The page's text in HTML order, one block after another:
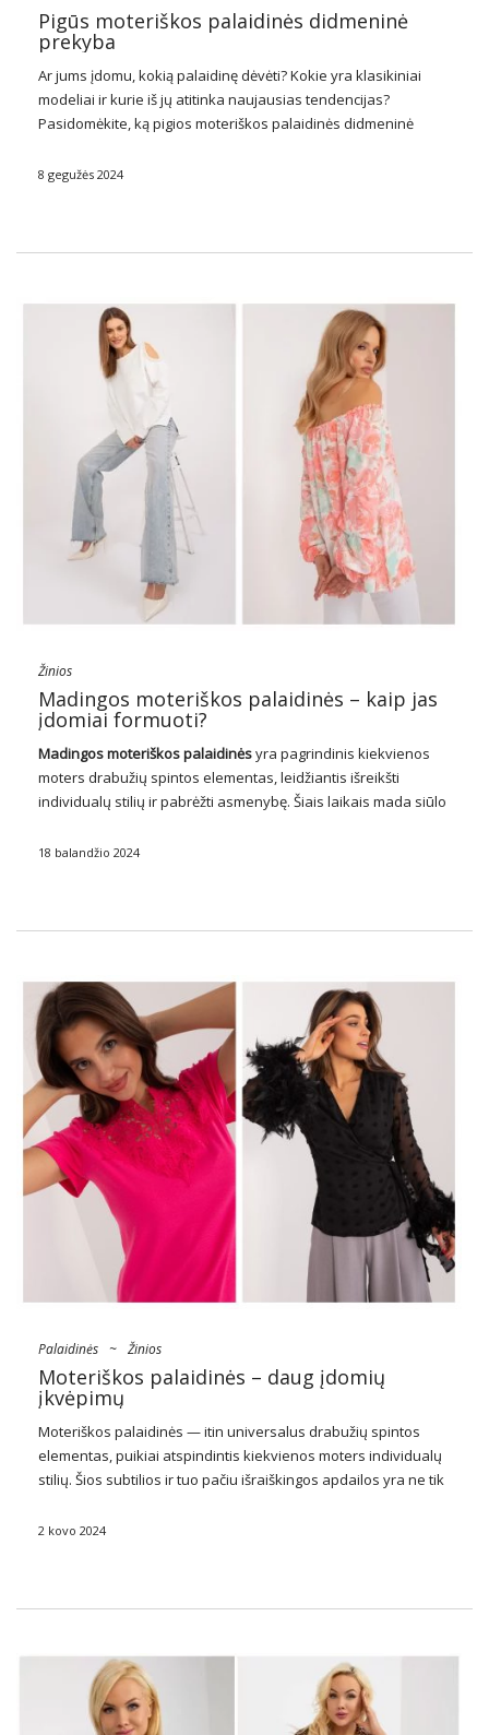
Pigūs moteriškos palaidinės didmeninė
prekyba
Ar jums įdomu, kokią palaidinę dėvėti? Kokie yra klasikiniai
modeliai ir kurie iš jų atitinka naujausias tendencijas?
Pasidomėkite, ką pigios moteriškos palaidinės didmeninė
Klasikinės moteriškos palaidinės
galima rasti pagrindinėje …
8 gegužės 2024
Žinios
Madingos moteriškos palaidinės – kaip jas
įdomiai formuoti?
Madingos moteriškos palaidinėsyra pagrindinis kiekvienos
moters drabužių spintos elementas, leidžiantis išreikšti
individualų stilių ir pabrėžti asmenybę. Šiais laikais mada siūlo
medžiagų ir dizaino įvairovę. Tiek pavasario-vasaros sezono
18 balandžio 2024
Palaidinės ~ Žinios
Moteriškos palaidinės – daug įdomių
įkvėpimų
Moteriškos palaidinės — itin universalus drabužių spintos
elementas, puikiai atspindintis kiekvienos moters individualų
stilių. Šios subtilios ir tuo pačiu išraiškingos apdailos yra ne tik
jų nešiotojams išreikšti savo asmenybę įvairiais pjūviais, …
2 kovo 2024